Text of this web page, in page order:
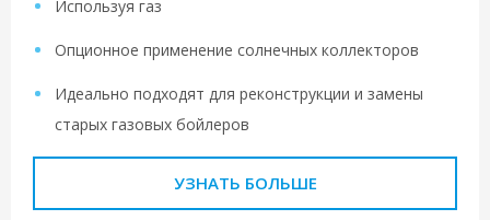
Используя газ
Опционное применение солнечных коллекторов
Идеально подходят для реконструкции и замены
старых газовых бойлеров
УЗНАТЬ БОЛЬШЕ